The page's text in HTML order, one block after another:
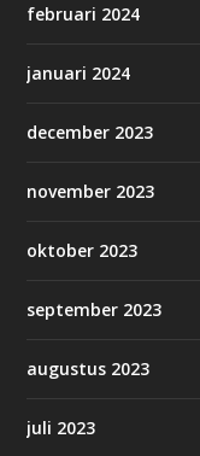
februari 2024
januari 2024
december 2023
november 2023
oktober 2023
september 2023
augustus 2023
juli 2023